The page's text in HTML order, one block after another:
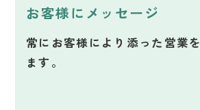
お客様にメッセージ
常にお客様により添った営業
ます。